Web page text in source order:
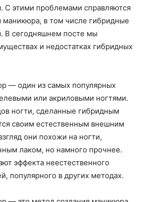
С этими проблемами справляются
в том числе гибридные
В сегодняшнем посте мы
и недостатках гибридных
— один из самых популярных
или акриловыми ногтями.
ногти, сделанные гибридным
своим естественным внешним
они похожи на ногти,
лаком, но намного прочнее.
эффекта неестественного
популярного в других методах.